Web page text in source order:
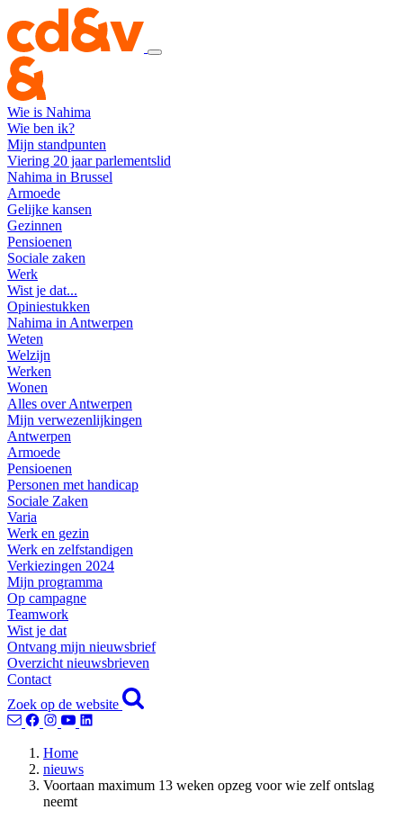
Wie is Nahima
Wie ben ik?
Mijn standpunten
Viering 20 jaar parlementslid
Nahima in Brussel
Armoede
Gelijke kansen
Gezinnen
Pensioenen
Sociale zaken
Werk
Wist je dat...
Opiniestukken
Nahima in Antwerpen
Weten
Welzijn
Werken
Wonen
Alles over Antwerpen
Mijn verwezenlijkingen
Antwerpen
Armoede
Pensioenen
Personen met handicap
Sociale Zaken
Varia
Werk en gezin
Werk en zelfstandigen
Verkiezingen 2024
Mijn programma
Op campagne
Teamwork
Wist je dat
Ontvang mijn nieuwsbrief
Overzicht nieuwsbrieven
Contact
Zoek op de website
Home
nieuws
Voortaan maximum 13 weken opzeg voor wie zelf ontslag
neemt